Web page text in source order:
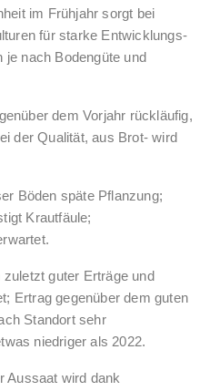
im Frühjahr sorgt bei
für starke Entwicklungs-
nach Bodengüte und
dem Vorjahr rückläufig,
der Qualität, aus Brot- wird
Böden späte Pflanzung;
Krautfäule;
guter Erträge und
Ertrag gegenüber dem guten
Standort sehr
niedriger als 2022.
Aussaat wird dank